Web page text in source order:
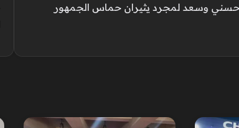
حسني وسعد لمجرد يثيران حماس الجمهور